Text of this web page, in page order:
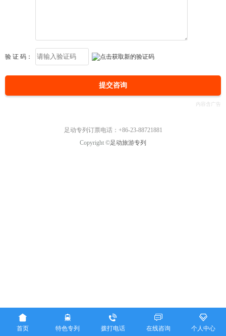
验 证 码：
提交咨询
足动专列订票电话：+86-23-88721881
Copyright ©足动旅游专列

首页

特色专列

拨打电话

在线咨询

个人中心